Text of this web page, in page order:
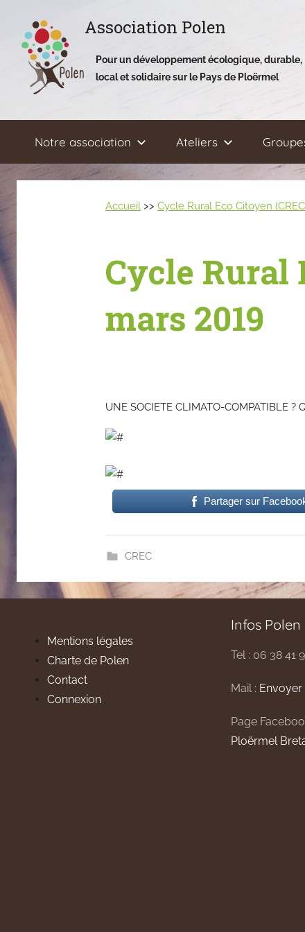
contenu
Association Polen
Pour un développement écologique, durable,
local et solidaire sur le Pays de Ploërmel
Notre association Ateliers
Accueil >> Cycle Rural Eco Citoyen
Cycle Rural
mars 2019
UNE SOCIETE CLIMATO-COMPATIBLE ?
Partager sur
CREC
Mentions légales
Charte de Polen
Contact
Connexion
Infos Polen
Tel : 06 38 41
Mail :
Page
Ploërmel